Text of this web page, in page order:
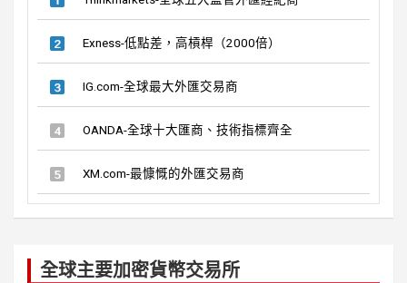
Exness-低點差，高槓桿（2000倍）
IG.com-全球最大外匯交易商
OANDA-全球十大匯商、技術指標齊全
XM.com-最慷慨的外匯交易商
全球主要加密貨幣交易所